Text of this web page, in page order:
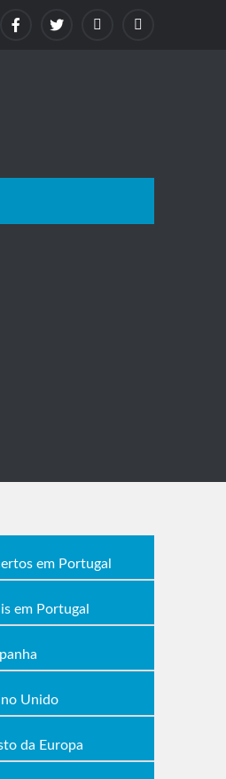
em Portugal
em Portugal
Unido
da Europa